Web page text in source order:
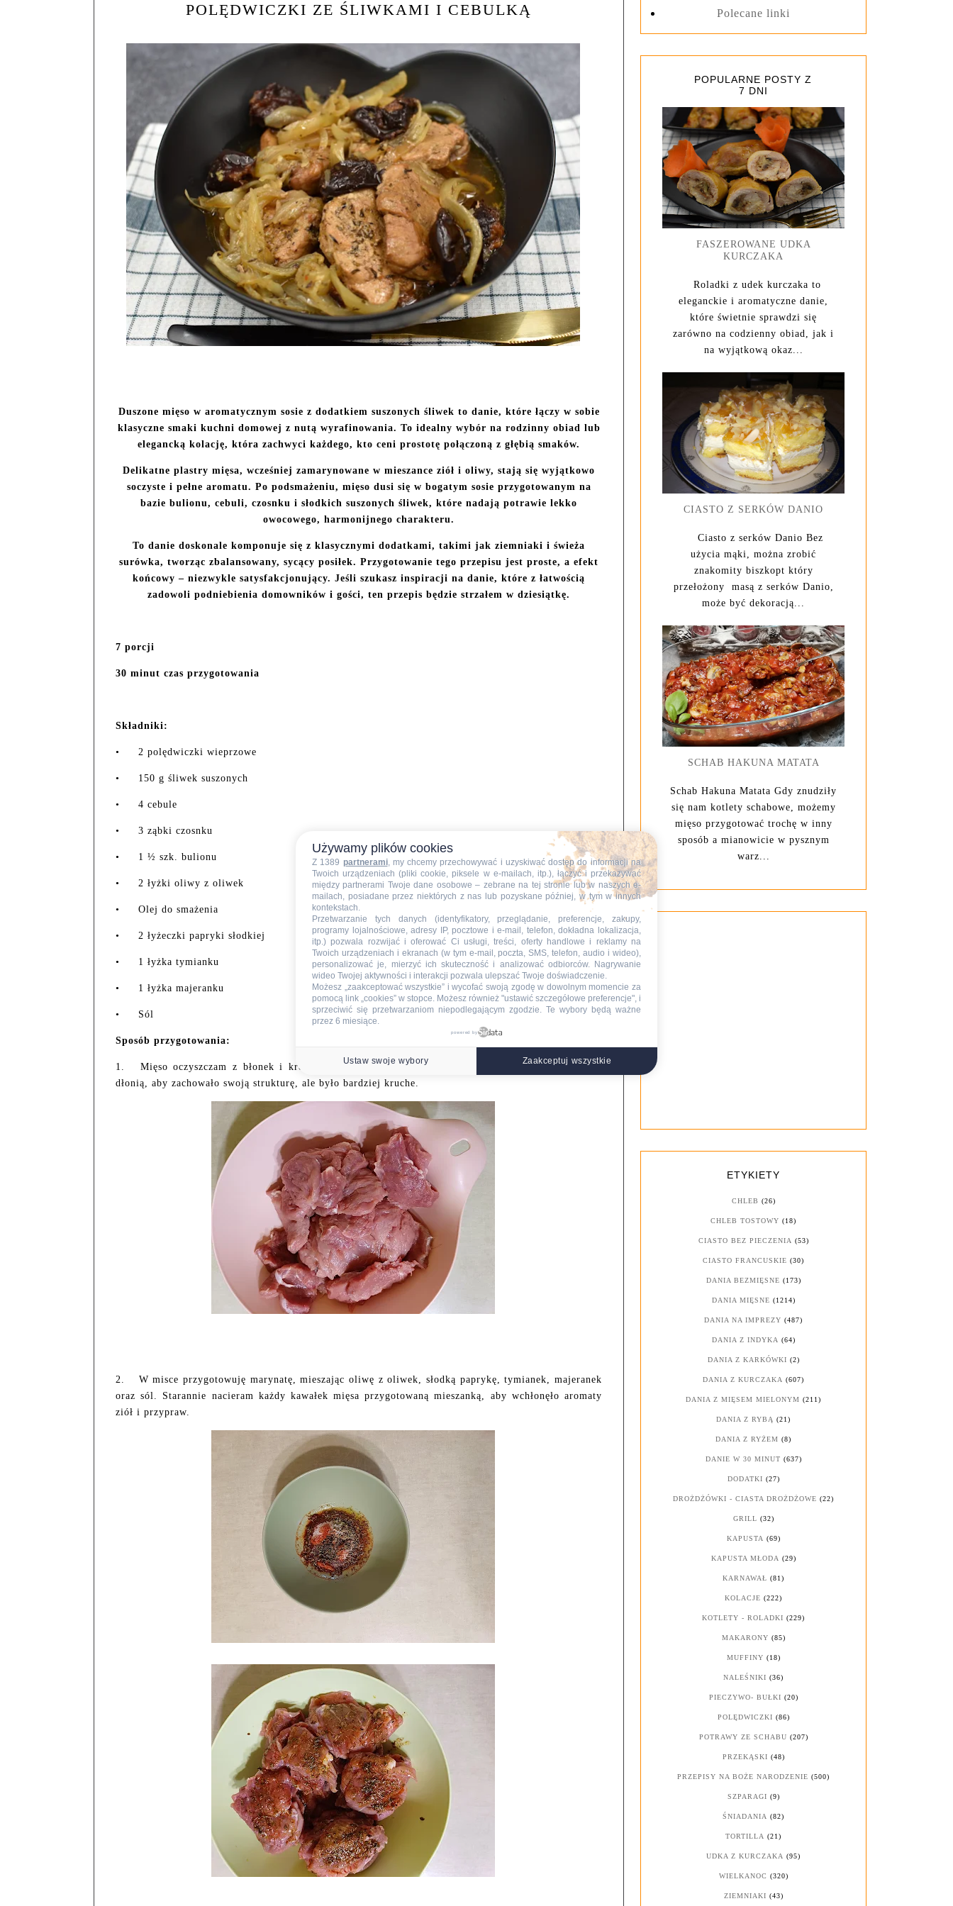
POLĘDWICZKI ZE ŚLIWKAMI I CEBULKĄ
Duszone mięso w aromatycznym sosie z dodatkiem suszonych śliwek to danie, które łączy w sobie
klasyczne smaki kuchni domowej z nutą wyrafinowania. To idealny wybór na rodzinny obiad lub
elegancką kolację, która zachwyci każdego, kto ceni prostotę połączoną z głębią smaków.
Delikatne plastry mięsa, wcześniej zamarynowane w mieszance ziół i oliwy, stają się wyjątkowo
soczyste i pełne aromatu. Po podsmażeniu, mięso dusi się w bogatym sosie przygotowanym na
bazie bulionu, cebuli, czosnku i słodkich suszonych śliwek, które nadają potrawie lekko
owocowego, harmonijnego charakteru.
To danie doskonale komponuje się z klasycznymi dodatkami, takimi jak ziemniaki i świeża
surówka, tworząc zbalansowany, sycący posiłek. Przygotowanie tego przepisu jest proste, a efekt
końcowy – niezwykle satysfakcjonujący. Jeśli szukasz inspiracji na danie, które z łatwością
zadowoli podniebienia domowników i gości, ten przepis będzie strzałem w dziesiątkę.
7 porcji
30 minut czas przygotowania
Składniki:
• 2 polędwiczki wieprzowe
• 150 g śliwek suszonych
• 4 cebule
• 3 ząbki czosnku
• 1 ½ szk. bulionu
• 2 łyżki oliwy z oliwek
• Olej do smażenia
• 2 łyżeczki papryki słodkiej
• 1 łyżka tymianku
• 1 łyżka majeranku
• Sól
Sposób przygotowania:
1.
Mięso oczyszczam z błonek i kroję na plastry o grubości około 2 cm. Delikatnie rozbijam je
dłonią, aby zachowało swoją strukturę, ale było bardziej kruche.
2.
W misce przygotowuję marynatę, mieszając oliwę z oliwek, słodką paprykę, tymianek, majeranek
oraz sól. Starannie nacieram każdy kawałek mięsa przygotowaną mieszanką, aby wchłonęło aromaty
ziół i przypraw.
Polecane linki
POPULARNE POSTY Z
7 DNI
FASZEROWANE UDKA
KURCZAKA
Roladki z udek kurczaka to
eleganckie i aromatyczne danie,
które świetnie sprawdzi się
zarówno na codzienny obiad, jak i
na wyjątkową okaz...
CIASTO Z SERKÓW DANIO
Ciasto z serków Danio Bez
użycia mąki, można zrobić
znakomity biszkopt który
przełożony masą z serków Danio,
może być dekoracją...
SCHAB HAKUNA MATATA
Schab Hakuna Matata Gdy znudziły
się nam kotlety schabowe, możemy
mięso przygotować trochę w inny
sposób a mianowicie w pysznym
warz...
ETYKIETY
CHLEB (26)
CHLEB TOSTOWY (18)
CIASTO BEZ PIECZENIA (53)
CIASTO FRANCUSKIE (30)
DANIA BEZMIĘSNE (173)
DANIA MIĘSNE (1214)
DANIA NA IMPREZY (487)
DANIA Z INDYKA (64)
DANIA Z KARKÓWKI (2)
DANIA Z KURCZAKA (607)
DANIA Z MIĘSEM MIELONYM (211)
DANIA Z RYBĄ (21)
DANIA Z RYŻEM (8)
DANIE W 30 MINUT (637)
DODATKI (27)
DROŻDŻÓWKI - CIASTA DROŻDŻOWE (22)
GRILL (32)
KAPUSTA (69)
KAPUSTA MŁODA (29)
KARNAWAŁ (81)
KOLACJE (222)
KOTLETY - ROLADKI (229)
MAKARONY (85)
MUFFINY (18)
NALEŚNIKI (36)
PIECZYWO- BUŁKI (20)
POLĘDWICZKI (86)
POTRAWY ZE SCHABU (207)
PRZEKĄSKI (48)
PRZEPISY NA BOŻE NARODZENIE (500)
SZPARAGI (9)
ŚNIADANIA (82)
TORTILLA (21)
UDKA Z KURCZAKA (95)
WIELKANOC (320)
ZIEMNIAKI (43)
Używamy plików cookies
Z 1389 partnerami, my chcemy przechowywać i uzyskiwać dostęp do informacji na
Twoich urządzeniach (pliki cookie, piksele w e-mailach, itp.), łączyć i przekazywać
między partnerami Twoje dane osobowe – zebrane na tej stronie lub w naszych e-
mailach, posiadane przez niektórych z nas lub pozyskane później, w tym w innych
kontekstach.
Przetwarzanie tych danych (identyfikatory, przeglądanie, preferencje, zakupy,
programy lojalnościowe, adresy IP, pocztowe i e-mail, telefon, dokładna lokalizacja,
itp.) pozwala rozwijać i oferować Ci usługi, treści, oferty handlowe i reklamy na
Twoich urządzeniach i ekranach (w tym e-mail, poczta, SMS, telefon, audio i wideo),
personalizować je, mierzyć ich skuteczność i analizować odbiorców. Nagrywanie
wideo Twojej aktywności i interakcji pozwala ulepszać Twoje doświadczenie.
Możesz „zaakceptować wszystkie” i wycofać swoją zgodę w dowolnym momencie za
pomocą link „cookies” w stopce. Możesz również "ustawić szczegółowe preferencje", i
sprzeciwić się przetwarzaniom niepodlegającym zgodzie. Te wybory będą ważne
przez 6 miesiące.
powered by
Ustaw swoje wybory Zaakceptuj wszystkie